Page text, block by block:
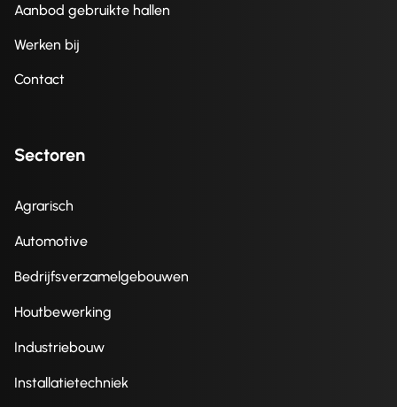
Aanbod gebruikte hallen
Werken bij
Contact
Sectoren
Agrarisch
Automotive
Bedrijfsverzamelgebouwen
Houtbewerking
Industriebouw
Installatietechniek